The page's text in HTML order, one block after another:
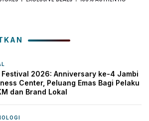
Festival 2026: Anniversary ke-4 Jambi
Center, Peluang Emas Bagi Pelaku
dan Brand Lokal